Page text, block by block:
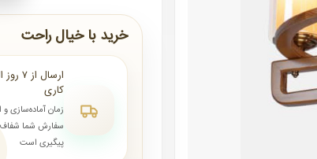
خرید با خیال راحت
کاری
زمان آماده‌سازی و
سفارش شما شفاف
پیگیری است